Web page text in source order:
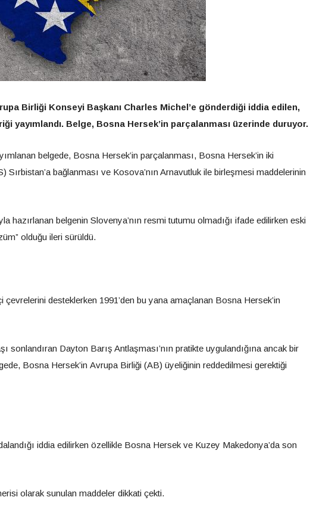
Birliği Konseyi Başkanı Charles Michel’e gönderdiği iddia edilen,
yayımlandı. Belge, Bosna Hersek’in parçalanması üzerinde duruyor.
belgede, Bosna Hersek’in parçalanması, Bosna Hersek’in iki
Sırbistan’a bağlanması ve Kosova’nın Arnavutluk ile birleşmesi maddelerinin
hazırlanan belgenin Slovenya’nın resmi tutumu olmadığı ifade edilirken eski
olduğu ileri sürüldü.
çevrelerini desteklerken 1991’den bu yana amaçlanan Bosna Hersek’in
sonlandıran Dayton Barış Antlaşması’nın pratikte uygulandığına ancak bir
Bosna Hersek’in Avrupa Birliği (AB) üyeliğinin reddedilmesi gerektiği
iddia edilirken özellikle Bosna Hersek ve Kuzey Makedonya’da son
olarak sunulan maddeler dikkati çekti.